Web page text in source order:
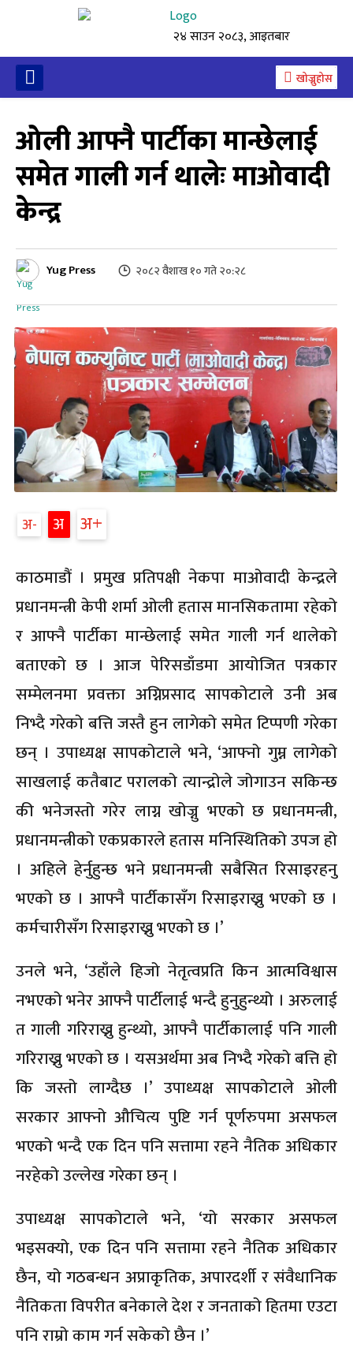
२४ साउन २०८३, आइतबार
खोज्नुहोस
ओली आफ्नै पार्टीका मान्छेलाई
समेत गाली गर्न थालेः माओवादी
केन्द्र
Yug Press २०८२ वैशाख १० गते २०:२८
अ अ अ
काठमाडौं । प्रमुख प्रतिपक्षी नेकपा माओवादी केन्द्रले
प्रधानमन्त्री केपी शर्मा ओली हतास मानसिकतामा रहेको
र आफ्नै पार्टीका मान्छेलाई समेत गाली गर्न थालेको
बताएको छ । आज पेरिसडाँडमा आयोजित पत्रकार
सम्मेलनमा प्रवक्ता अग्निप्रसाद सापकोटाले उनी अब
निभ्दै गरेको बत्ति जस्तै हुन लागेको समेत टिप्पणी गरेका
छन् । उपाध्यक्ष सापकोटाले भने, ‘आफ्नो गुम्न लागेको
साखलाई कतैबाट परालको त्यान्द्रोले जोगाउन सकिन्छ
की भनेजस्तो गरेर लाग्न खोज्नु भएको छ प्रधानमन्त्री,
प्रधानमन्त्रीको एकप्रकारले हतास मनिस्थितिको उपज हो
। अहिले हेर्नुहुन्छ भने प्रधानमन्त्री सबैसित रिसाइरहनु
भएको छ । आफ्नै पार्टीकासँग रिसाइराख्नु भएको छ ।
कर्मचारीसँग रिसाइराख्नु भएको छ ।’
उनले भने, ‘उहाँले हिजो नेतृत्वप्रति किन आत्मविश्वास
नभएको भनेर आफ्नै पार्टीलाई भन्दै हुनुहुन्थ्यो । अरुलाई
त गाली गरिराख्नु हुन्थ्यो, आफ्नै पार्टीकालाई पनि गाली
गरिराख्नु भएको छ । यसअर्थमा अब निभ्दै गरेको बत्ति हो
कि जस्तो लाग्दैछ ।’ उपाध्यक्ष सापकोटाले ओली
सरकार आफ्नो औचित्य पुष्टि गर्न पूर्णरुपमा असफल
भएको भन्दै एक दिन पनि सत्तामा रहने नैतिक अधिकार
नरहेको उल्लेख गरेका छन् ।
उपाध्यक्ष सापकोटाले भने, ‘यो सरकार असफल
भइसक्यो, एक दिन पनि सत्तामा रहने नैतिक अधिकार
छैन, यो गठबन्धन अप्राकृतिक, अपारदर्शी र संवैधानिक
नैतिकता विपरीत बनेकाले देश र जनताको हितमा एउटा
पनि राम्रो काम गर्न सकेको छैन ।’